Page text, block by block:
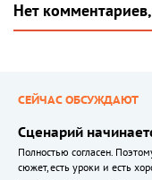
Нет
СЕЙЧАС ОБСУЖДАЮТ
Сценарий
Полностью согласен.
сюжет, есть уроки и есть